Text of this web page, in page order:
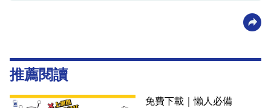
推薦閱讀
免費下載｜懶人必備